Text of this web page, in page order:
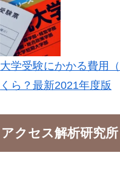
大学受験にかかる費用
くら？最新2021年度版
アクセス解析研究所